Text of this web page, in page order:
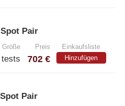
Pair
Größe Preis Einkaufsliste
702 € Hinzufügen
Pair